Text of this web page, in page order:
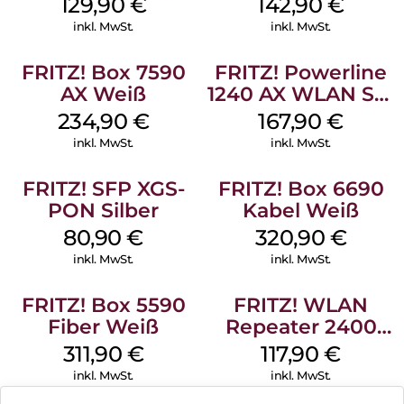
inkl. MwSt. inkl. MwSt.
FRITZ! Box 7590
AX Weiß
234,90 €
inkl. MwSt.
FRITZ! Powerline
1240 AX WLAN Set
Weiß
167,90€
inkl. MwSt.
FRITZ! SFP XGS-
PON Silber
80,90€
inkl. MwSt.
FRITZ! Box 6690
Kabel Weiß
320,90 €
inkl. MwSt.
FRITZ! Box 5590
Fiber Weiß
311,90 €
inkl. MwSt.
FRITZ! WLAN
Repeater 2400
Weiß
117,90€
inkl. MwSt.